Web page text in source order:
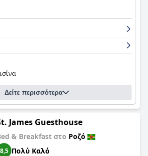
Δείτε περισσότερα
James Guesthouse
& Breakfast στο Ροζό
8,5 Πολύ Καλό